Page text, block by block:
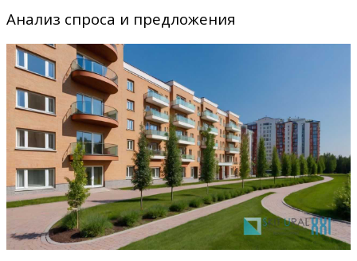
Анализ спроса и предложения